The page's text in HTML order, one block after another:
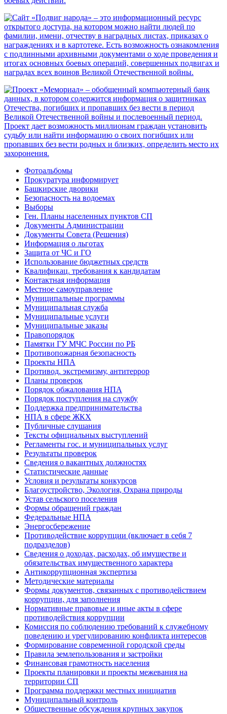
Фотоальбомы
Прокуратура информирует
Башкирские дворики
Безопасность на водоемах
Выборы
Ген. Планы населенных пунктов СП
Документы Администрации
Документы Совета (Решения)
Информация о льготах
Защита от ЧС и ГО
Использование бюджетных средств
Квалификац. требования к кандидатам
Контактная информация
Местное самоуправление
Муниципальные программы
Муниципальная служба
Муниципальные услуги
Муниципальные заказы
Правопорядок
Памятки ГУ МЧС России по РБ
Противопожарная безопасность
Проекты НПА
Противод. экстремизму, антитеррор
Планы проверок
Порядок обжалования НПА
Порядок поступления на службу
Поддержка предпринимательства
НПА в сфере ЖКХ
Публичные слушания
Тексты официальных выступлений
Регламенты гос. и муниципальных услуг
Результаты проверок
Сведения о вакантных должностях
Статистические данные
Условия и результаты конкурсов
Благоустройство, Экология, Охрана природы
Устав сельского поселения
Формы обращений граждан
Федеральные НПА
Энергосбережение
Противодействие коррупции (включает в себя 7
подразделов)
Сведения о доходах, расходах, об имуществе и
обязательствах имущественного характера
Антикоррупционная экспертиза
Методические материалы
Формы документов, связанных с противодействием
коррупции, для заполнения
Нормативные правовые и иные акты в сфере
противодействия коррупции
Комиссия по соблюдению требований к служебному
поведению и урегулированию конфликта интересов
Формирование современной городской среды
Правила землепользования и застройки
Финансовая грамотность населения
Проекты планировки и проекты межевания на
территории СП
Программа поддержки местных инициатив
Муниципальный контроль
Общественные обсуждения крупных закупок